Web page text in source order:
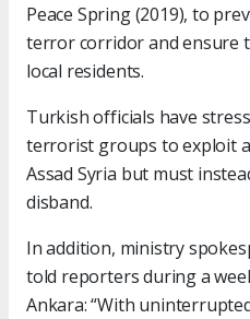
Peace Spring (2019), to
terror corridor and ensure
local residents.
Turkish officials have
terrorist groups to exploit
Assad Syria but must
disband.
In addition, ministry
told reporters during a
Ankara: “With